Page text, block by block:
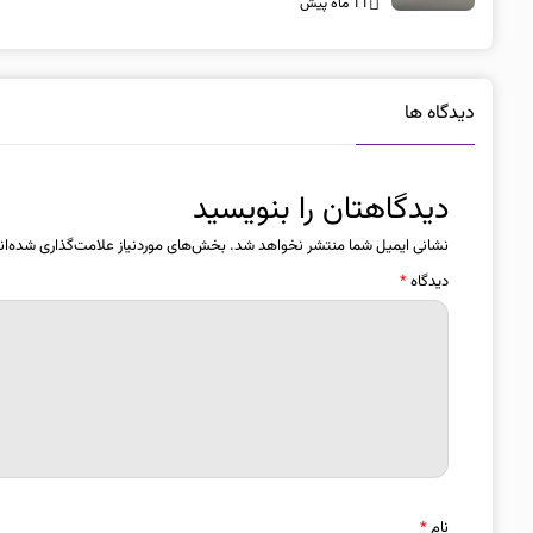
دیدگاه ها
دیدگاهتان را بنویسید
نشانی ایمیل شما منتشر نخواهد شد. بخش‌های موردنیاز علامت‌گذاری
دیدگاه*